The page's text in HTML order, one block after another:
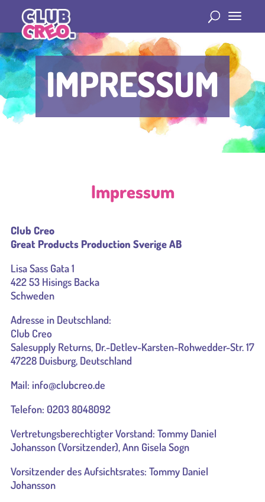
IMPRESSUM
Impressum
Club Creo
Great Products Production Sverige AB
Lisa Sass Gata 1
422 53 Hisings Backa
Schweden
Adresse in Deutschland:
Club Creo
Salesupply Returns, Dr.-Detlev-Karsten-Rohwedder-Str. 17
47228 Duisburg, Deutschland
Mail: info@clubcreo.de
Telefon: 0203 8048092
Vertretungsberechtigter Vorstand: Tommy Daniel
Johansson (Vorsitzender), Ann Gisela Sogn
Vorsitzender des Aufsichtsrates: Tommy Daniel
Johansson